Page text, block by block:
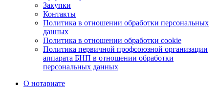
Закупки
Контакты
Политика в отношении обработки персональных
данных
Политика в отношении обработки cookie
Политика первичной профсоюзной организации
аппарата БНП в отношении обработки
персональных данных
О нотариате